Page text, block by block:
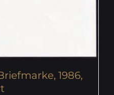
1986,